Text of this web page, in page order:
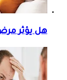
هل يؤثر